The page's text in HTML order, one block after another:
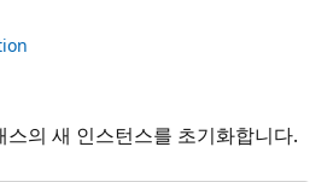
스의 새 인스턴스를 초기화합니다.